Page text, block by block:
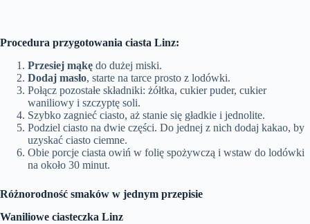
Procedura przygotowania ciasta Linz:
Przesiej mąkę do dużej miski.
Dodaj masło, starte na tarce prosto z lodówki.
Połącz pozostałe składniki: żółtka, cukier puder, cukier
waniliowy i szczyptę soli.
Szybko zagnieć ciasto, aż stanie się gładkie i jednolite.
Podziel ciasto na dwie części. Do jednej z nich dodaj kakao, by
uzyskać ciasto ciemne.
Obie porcje ciasta owiń w folię spożywczą i wstaw do lodówki
na około 30 minut.
Różnorodność smaków w jednym przepisie
Waniliowe ciasteczka Linz